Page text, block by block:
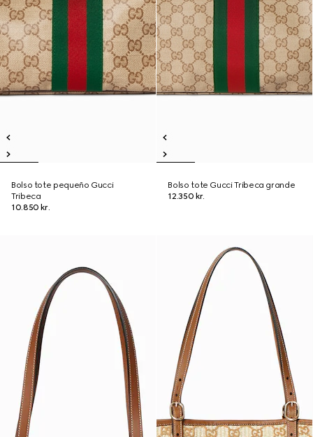
Bolso tote pequeño Gucci
Tribeca
10.850 kr.
Bolso tote Gucci Tribeca grande
12.350 kr.